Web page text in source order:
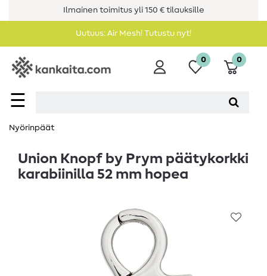
Ilmainen toimitus yli 150 € tilauksille
Uutuus: Air Mesh! Tutustu nyt!
☰
0 0
Nyörinpäät
Union Knopf by Prym päätykorkki
karabiinilla 52 mm hopea